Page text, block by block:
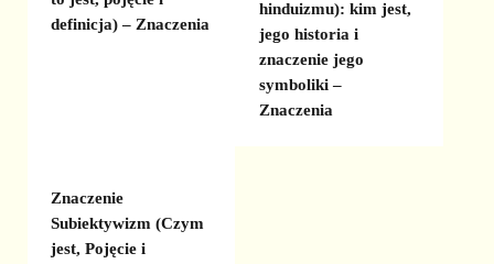
definicja) – Znaczenia
hinduizmu): kim jest,
jego historia i
znaczenie jego
symboliki –
Znaczenia
Znaczenie
Subiektywizm (Czym
jest, Pojęcie i